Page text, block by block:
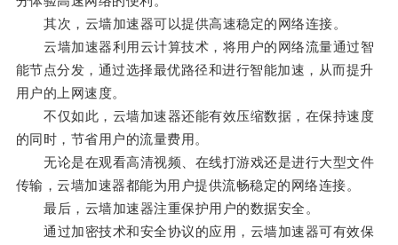
其次，云墙加速器可以提供高速稳定的网络连接。
云墙加速器利用云计算技术，将用户的网络流量通过智
能节点分发，通过选择最优路径和进行智能加速，从而提升
用户的上网速度。
不仅如此，云墙加速器还能有效压缩数据，在保持速度
的同时，节省用户的流量费用。
无论是在观看高清视频、在线打游戏还是进行大型文件
传输，云墙加速器都能为用户提供流畅稳定的网络连接。
最后，云墙加速器注重保护用户的数据安全。
通过加密技术和安全协议的应用，云墙加速器可有效保